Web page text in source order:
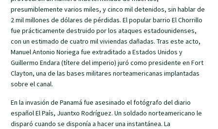
presumiblemente varios miles, y cinco mil detenidos, sin hablar de
2 mil millones de dólares de pérdidas. El popular barrio El Chorrillo
fue prácticamente destruido por los ataques estadounidenses,
con un estimado de cuatro mil viviendas dañadas. Tras este acto,
Manuel Antonio Noriega fue extraditado a Estados Unidos y
Guillermo Endara (títere del imperio) juró como presidente en Fort
Clayton, una de las bases militares norteamericanas implantadas
sobre el canal.
En la invasión de Panamá fue asesinado el fotógrafo del diario
español El País, Juantxo Rodríguez. Un soldado norteamericano le
disparó cuando se disponía a hacer una instantánea. La